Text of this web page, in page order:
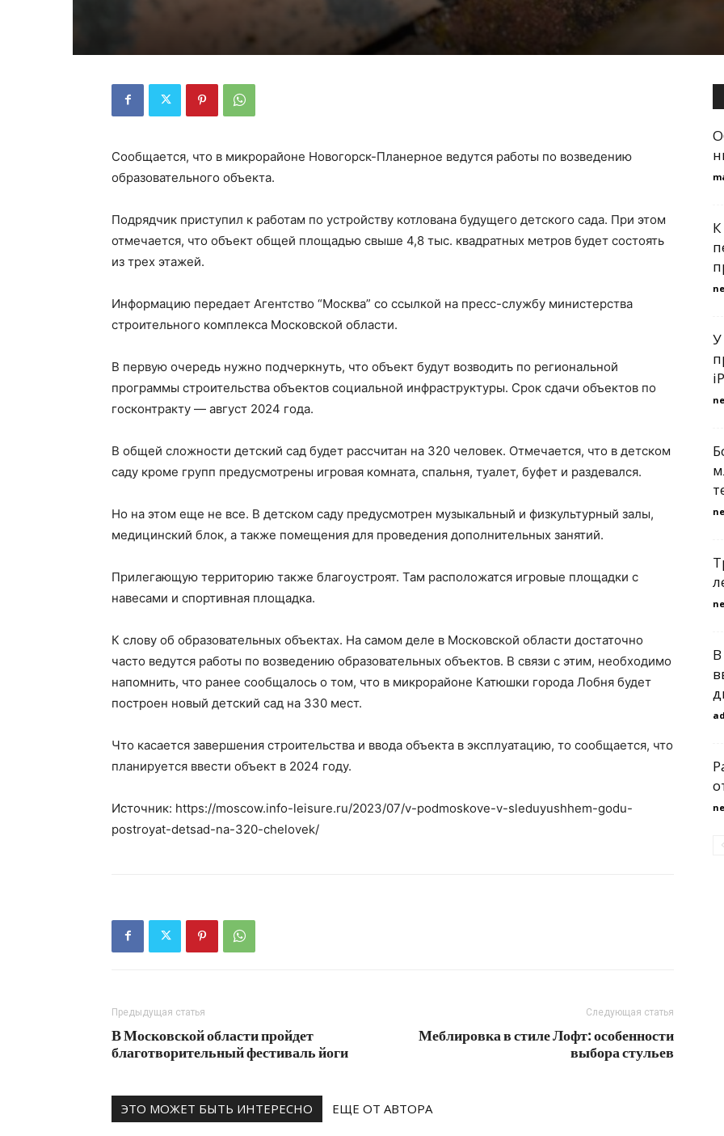
Сообщается, что в микрорайоне Новогорск-Планерное ведутся работы по возведению
образовательного объекта.
Подрядчик приступил к работам по устройству котлована будущего детского сада. При этом
отмечается, что объект общей площадью свыше 4,8 тыс. квадратных метров будет состоять
из трех этажей.
Информацию передает Агентство “Москва” со ссылкой на пресс-службу министерства
строительного комплекса Московской области.
В первую очередь нужно подчеркнуть, что объект будут возводить по региональной
программы строительства объектов социальной инфраструктуры. Срок сдачи объектов по
госконтракту — август 2024 года.
В общей сложности детский сад будет рассчитан на 320 человек. Отмечается, что в детском
саду кроме групп предусмотрены игровая комната, спальня, туалет, буфет и раздевался.
Но на этом еще не все. В детском саду предусмотрен музыкальный и физкультурный залы,
медицинский блок, а также помещения для проведения дополнительных занятий.
Прилегающую территорию также благоустроят. Там расположатся игровые площадки с
навесами и спортивная площадка.
К слову об образовательных объектах. На самом деле в Московской области достаточно
часто ведутся работы по возведению образовательных объектов. В связи с этим, необходимо
напомнить, что ранее сообщалось о том, что в микрорайоне Катюшки города Лобня будет
построен новый детский сад на 330 мест.
Что касается завершения строительства и ввода объекта в эксплуатацию, то сообщается, что
планируется ввести объект в 2024 году.
Источник: https://moscow.info-leisure.ru/2023/07/v-podmoskove-v-sleduyushhem-godu-
postroyat-detsad-na-320-chelovek/
Предыдущая статья
В Московской области пройдет
благотворительный фестиваль йоги
Следующая статья
Меблировка в стиле Лофт: особенности
выбора стульев
ЭТО МОЖЕТ БЫТЬ ИНТЕРЕСНО ЕЩЕ ОТ АВТОРА
У